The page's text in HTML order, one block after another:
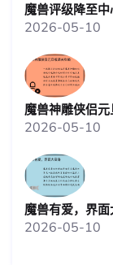
魔兽评级降至中
2026-05-10
魔兽神雕侠侣
2026-05-10
魔兽有爱，界
2026-05-10